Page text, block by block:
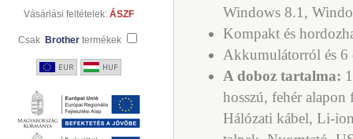
Vásárlási feltételek: ÁSZF
Csak Brother termékek
Windows 8.1,
Kompakt és
Akkumulátorról és 6
A doboz tartalma:
hosszú, fehér alapon
Hálózati kábel, Li-